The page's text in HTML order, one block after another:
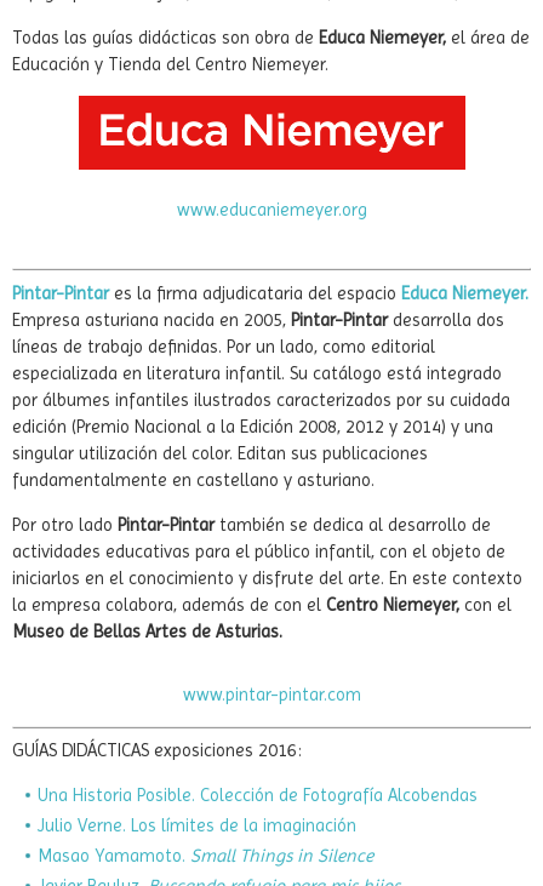
de la Fundación Telefónica (2.700 consultas), y "Buscando un
refugio para mis hijos", de Javier Bauluz (2.200 consultas).
Todas las guías didácticas son obra de
Educación y Tienda del Centro Niemeyer.
www.educaniemeyer.org
Pintar-Pintar es la firma adjudicataria del espacioEduca Niemeyer.
Empresa asturiana nacida en 2005,Pintar-Pintar desarrolla dos
líneas de trabajo definidas. Por un lado, como editorial
especializada en literatura infantil. Su catálogo está integrado
por álbumes infantiles ilustrados caracterizados por su cuidada
singular utilización del color. Editan sus publicaciones
fundamentalmente en castellano y asturiano.
Por otro ladoPintar-Pintartambién se dedica al desarrollo de
actividades educativas para el público infantil, con el objeto de
Museo de Bellas Artes de Asturias.
GUÍAS DIDÁCTICAS exposiciones 2016:
Una Historia Posible. Colección de Fotografía Alcobendas